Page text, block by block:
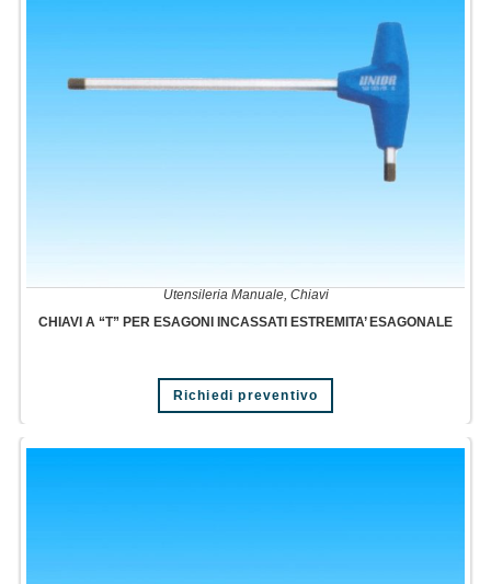
Utensileria Manuale, Chiavi
CHIAVI A “T” PER ESAGONI INCASSATI ESTREMITA’ ESAGONALE
Richiedi preventivo